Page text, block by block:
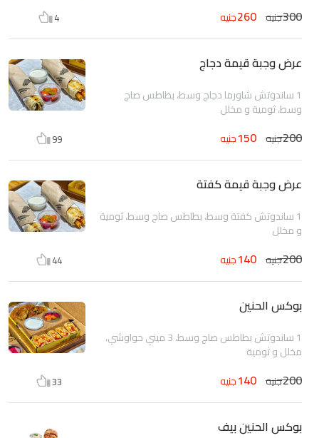
300جنيه 260جنيه 4
عرض وجبة قيمة دجاج
1 ساندوتش شاورما دجاج وسط، بطاطس صاج
وسط، ثومية و مخلل
200جنيه 150جنيه 99
عرض وجبة قيمة كفتة
1 ساندوتش كفتة وسط، بطاطس صاج وسط، ثومية
و مخلل
200جنيه 140جنيه 44
بوكس الحنين
1 ساندوتش بطاطس صاج وسط، 3 ميني حواوشي،
مخلل و ثومية
200جنيه 140جنيه 33
بوكس الحنين بيف